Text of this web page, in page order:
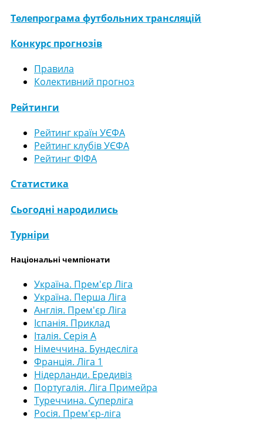
Телепрограма футбольних трансляцій
Конкурс прогнозів
Правила
Колективний прогноз
Рейтинги
Рейтинг країн УЄФА
Рейтинг клубів УЄФА
Рейтинг ФІФА
Статистика
Сьогодні народились
Турніри
Національні чемпіонати
Україна. Прем'єр Ліга
Україна. Перша Ліга
Англія. Прем'єр Ліга
Іспанія. Приклад
Італія. Серія А
Німеччина. Бундесліга
Франція. Ліга 1
Нідерланди. Ередивіз
Португалія. Ліга Примейра
Туреччина. Суперліга
Росія. Прем'єр-ліга